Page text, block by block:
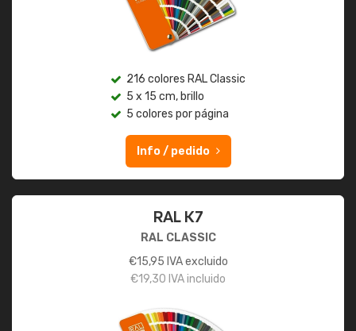
216 colores RAL Classic
5 x 15 cm, brillo
5 colores por página
Info / pedido
RAL K7
RAL CLASSIC
€15,95 IVA excluido
€19,30 IVA incluido